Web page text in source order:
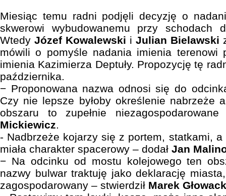
Miesiąc temu radni podjęli decyzję o
skwerowi wybudowanemu przy schodach
Wtedy Józef Kowalewski i Julian Bielawski
mówili o pomyśle nadania imienia terenowi
imienia Kazimierza Deptuły. Propozycję tę
października.
− Proponowana nazwa odnosi się do
Czy nie lepsze byłoby określenie nabrzeże
obszaru to zupełnie
Mickiewicz.
- Nadbrzeże kojarzy się z portem, statkami,
miała charakter spacerowy – dodał Jan
− Na odcinku od mostu kolejowego ten
nazwy bulwar traktuję jako deklarację
zagospodarowany – stwierdził Marek